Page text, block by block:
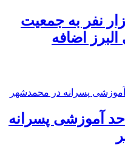
۱۲ هزار نفر به جمعیت
اضافه
آموزشی پسرانه